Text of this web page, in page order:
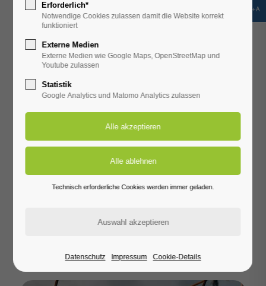
13
NOV
Neue Strompreise 2026
Shift+Alt+A
Erforderlich*
Notwendige Cookies zulassen damit die Website korrekt
funktioniert
Externe Medien
Externe Medien wie Google Maps, OpenStreetMap und
Youtube zulassen
Statistik
Google Analytics und Matomo Analytics zulassen
Technisch erforderliche Cookies werden immer geladen.
Datenschutz Impressum Cookie-Details